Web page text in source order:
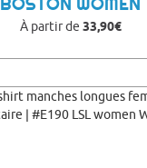
À partir de 33,90€